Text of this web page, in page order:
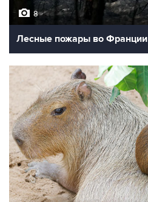
8
Лесные пожары во Франции